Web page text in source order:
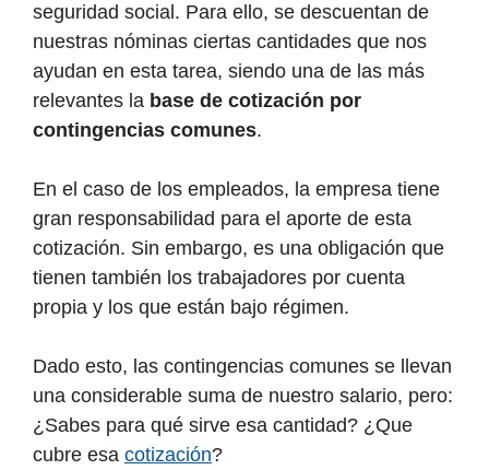
seguridad social. Para ello, se descuentan de
nuestras nóminas ciertas cantidades que nos
ayudan en esta tarea, siendo una de las más
relevantes la base de cotización por
contingencias comunes.
En el caso de los empleados, la empresa tiene
gran responsabilidad para el aporte de esta
cotización. Sin embargo, es una obligación que
tienen también los trabajadores por cuenta
propia y los que están bajo régimen.
Dado esto, las contingencias comunes se llevan
una considerable suma de nuestro salario, pero:
¿Sabes para qué sirve esa cantidad? ¿Que
cubre esa cotización?